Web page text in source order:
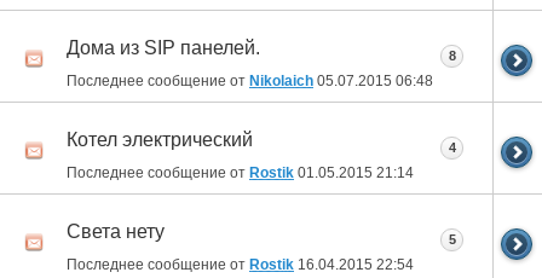
Дома из SIP панелей.
Последнее сообщение от Nikolaich 05.07.2015 06:48
8
Котел электрический
Последнее сообщение от Rostik 01.05.2015 21:14
4
Света нету
Последнее сообщение от Rostik 16.04.2015 22:54
5